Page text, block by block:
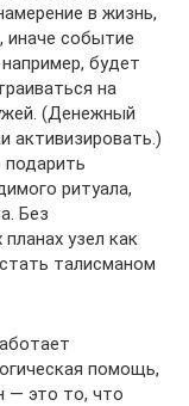
в жизнь,
иначе событие
будет
на
(Денежный
активизировать.)
ритуала,
Без
узел как
талисманом
помощь,
— это то, что